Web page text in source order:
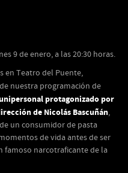
9 de enero, a las 20:30 horas.
en Teatro del Puente,
nuestra programación de
protagonizado por
de Nicolás Bascuñán,
un consumidor de pasta
de vida antes de ser
famoso narcotraficante de la